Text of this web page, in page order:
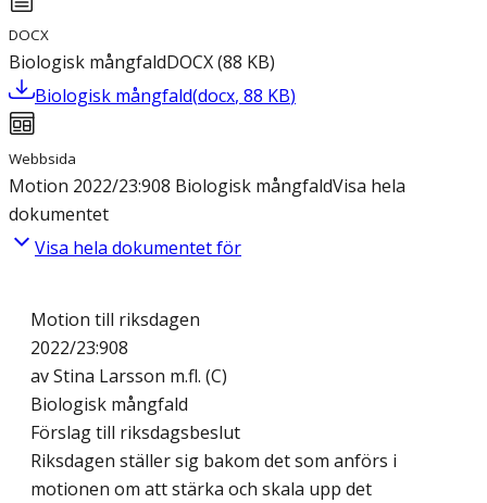
DOCX
Biologisk mångfaldDOCX(88 KB)
Biologisk mångfald(docx, 88 KB)
Webbsida
Motion 2022/23:908 Biologisk mångfaldVisa hela
dokumentet
Visa hela dokumentet för
Motion till riksdagen
2022/23:908
av Stina Larsson m.fl. (C)
Biologisk mångfald
Förslag till riksdagsbeslut
Riksdagen ställer sig bakom det som anförs i
motionen om att stärka och skala upp det